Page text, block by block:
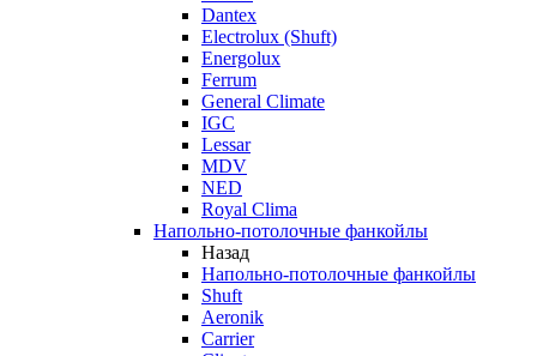
Dantex
Electrolux (Shuft)
Energolux
Ferrum
General Climate
IGC
Lessar
MDV
NED
Royal Clima
Напольно-потолочные фанкойлы
Назад
Напольно-потолочные фанкойлы
Shuft
Aeronik
Carrier